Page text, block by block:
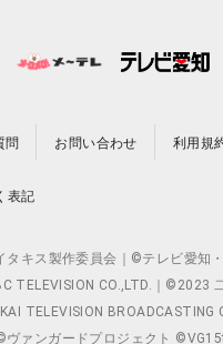
問 お問い合わせ 利用規
表記
ス製作委員会｜©テレビ愛知
CO.,LTD.｜
BROADCASTING
ヴァンガードプロジェクト